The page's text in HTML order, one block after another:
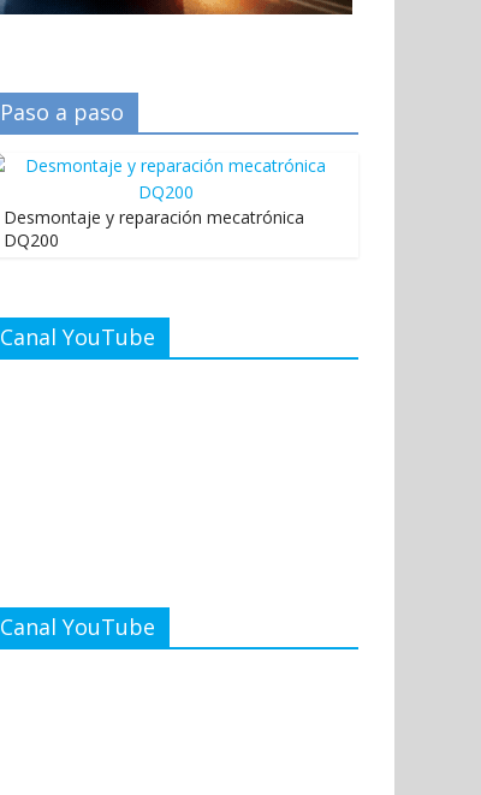
Paso a paso
Desmontaje y reparación mecatrónica
DQ200
Canal YouTube
Canal YouTube